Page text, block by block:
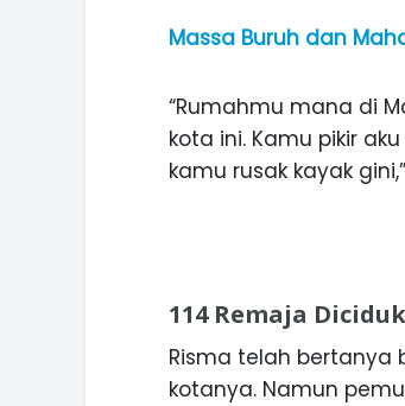
Massa Buruh dan
“Rumahmu mana di
kota ini. Kamu pikir
kamu rusak kayak
114 Remaja Diciduk
Risma telah bertanya
kotanya. Namun